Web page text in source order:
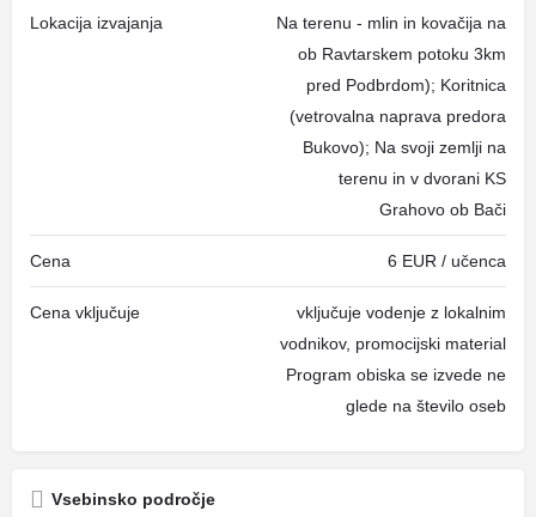
Lokacija izvajanja
Na terenu - mlin in kovačija na
ob Ravtarskem potoku 3km
pred Podbrdom); Koritnica
(vetrovalna naprava predora
Bukovo); Na svoji zemlji na
terenu in v dvorani KS
Grahovo ob Bači
Cena 6 EUR / učenca
Cena vključuje
vključuje vodenje z lokalnim
vodnikov, promocijski material
Program obiska se izvede ne
glede na število oseb
Vsebinsko področje